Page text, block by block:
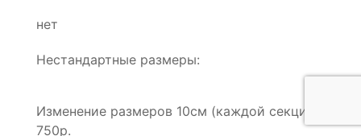
нет
Нестандартные размеры:
Изменение размеров 10см (каждой секции): от
750р.